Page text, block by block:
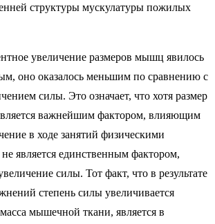
структуры мускулатуры пожилых
увеличение размеров мышц явилось
оно оказалось меньшим по сравнению с
силы. Это означает, что хотя размер
важнейшим фактором, влияющим
в ходе занятий физическими
является единственным фактором,
силы. Тот факт, что в результате
степень силы увеличивается
мышечной ткани, является в